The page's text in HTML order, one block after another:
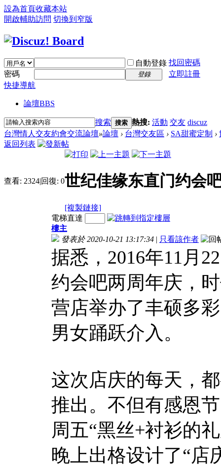
設為首頁收藏本站
開啟輔助訪問 切換到窄版
自動登錄 找回密碼
密碼
登錄
立即註冊
快捷導航
論壇BBS
搜索 搜索 熱搜: 活動 交友 discuz
台灣情人交友約會交流論壇»論壇 › 台灣交友區 › SA甜蜜定制 ›
返回列表
查看: 2324|回復: 0世纪佳缘东直门约会
[複製鏈接]
電梯直達
樓主
發表於 2020-10-21 13:17:34 | 只看該作者
据悉，2016年11月
约会吧两周年庆，
营店举办了丰硕多
男女踊跃介入。
这次店庆的每天，
推出。不但有感恩
周五“黑丝+衬衫的
晚上出格设计了“店